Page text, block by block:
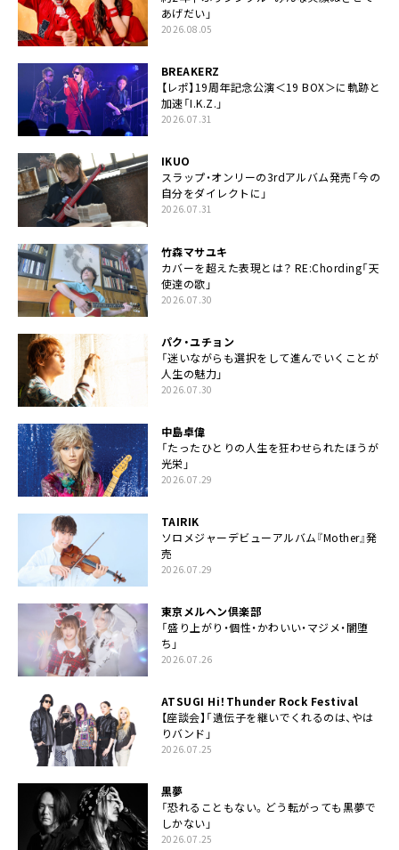
あげだい」
2026.08.05
BREAKERZ
【レポ】19周年記念公演＜19 BOX＞に軌跡と
加速「I.K.Z.」
2026.07.31
IKUO
スラップ・オンリーの3rdアルバム発売「今の
自分をダイレクトに」
2026.07.31
竹森マサユキ
カバーを超えた表現とは？ RE:Chording「天
使達の歌」
2026.07.30
パク・ユチョン
「迷いながらも選択をして進んでいくことが
人生の魅力」
2026.07.30
中島卓偉
「たったひとりの人生を狂わせられたほうが
光栄」
2026.07.29
TAIRIK
ソロメジャーデビューアルバム『Mother』発
売
2026.07.29
東京メルヘン倶楽部
「盛り上がり・個性・かわいい・マジメ・闇堕
ち」
2026.07.26
ATSUGI Hi！Thunder Rock Festival
【座談会】「遺伝子を継いでくれるのは、やは
りバンド」
2026.07.25
黒夢
「恐れることもない。どう転がっても黒夢で
しかない」
2026.07.25